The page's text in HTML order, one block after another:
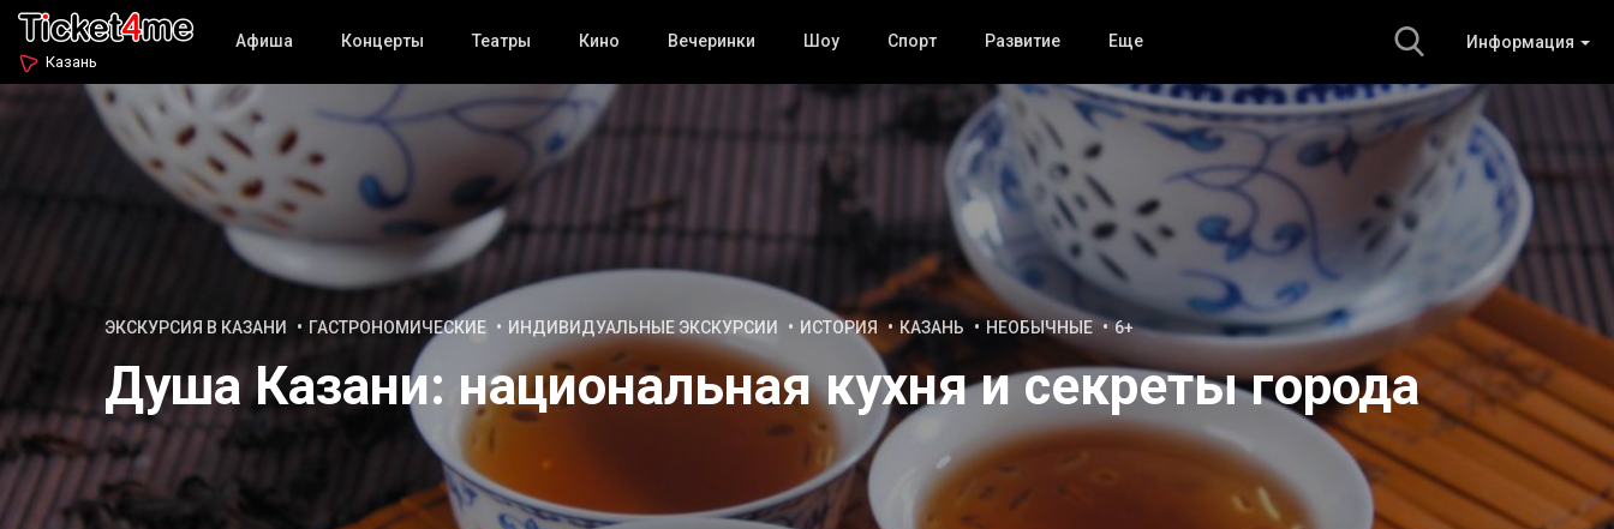
Казань
Информация
Афиша Концерты Театры Кино Вечеринки Шоу Спорт Развитие Еще
ЭКСКУРСИЯ В КАЗАНИ ГАСТРОНОМИЧЕСКИЕ ИНДИВИДУАЛЬНЫЕ ЭКСКУРСИИ ИСТОРИЯ КАЗАНЬ НЕОБЫЧНЫЕ 6+
Душа Казани: национальная кухня и секреты города